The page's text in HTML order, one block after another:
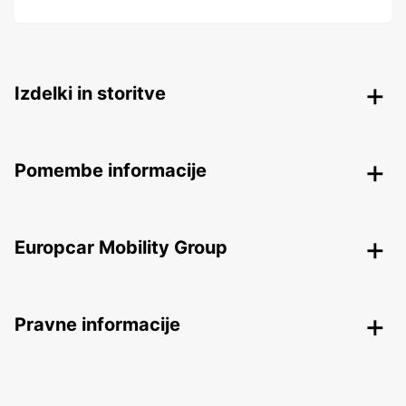
Izdelki in storitve
Pomembe informacije
Europcar Mobility Group
Pravne informacije